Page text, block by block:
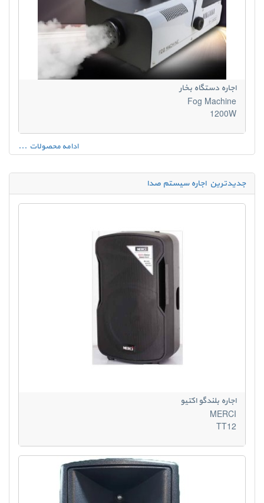
اجاره دستگاه بخار
Fog Machine
1200W
ادامه محصولات ...
جدیدترین اجاره سیستم صدا
اجاره بلندگو اکتیو
MERCI
TT12